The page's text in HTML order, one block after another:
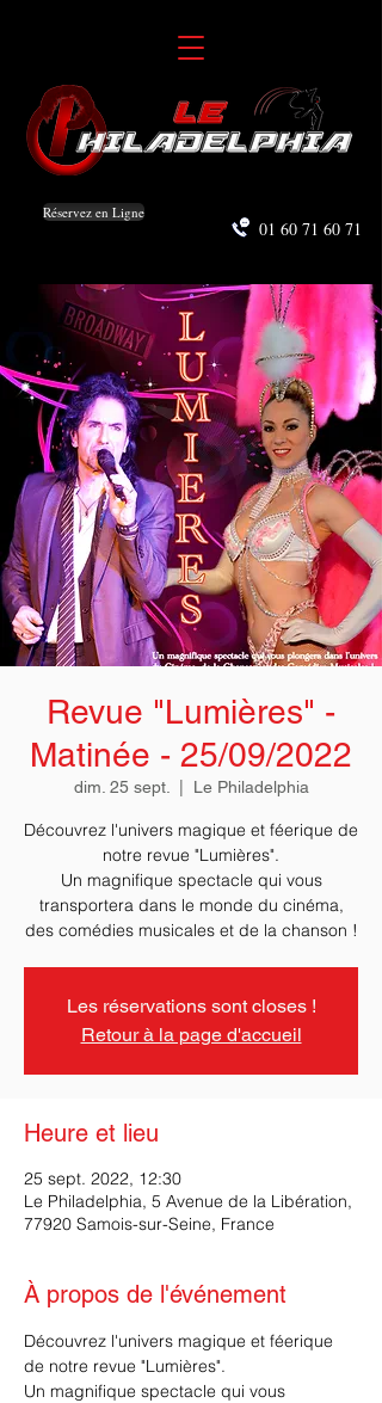
Réservez en Ligne
01 60 71 60 71
Revue "Lumières" -
Matinée - 25/09/2022
dim. 25 sept. Le Philadelphia
Découvrez l'univers magique et féerique de
notre revue "Lumières".
Un magnifique spectacle qui vous
transportera dans le monde du cinéma,
des comédies musicales et de la chanson !
Les réservations sont closes !
Retour à la page d'accueil
Heure et lieu
25 sept. 2022, 12:30
Le Philadelphia, 5 Avenue de la Libération,
77920 Samois-sur-Seine, France
À propos de l'événement
Découvrez l'univers magique et féerique
de notre revue "Lumières".
Un magnifique spectacle qui vous